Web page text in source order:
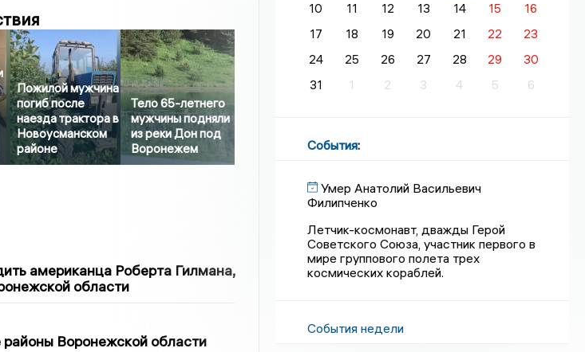
Пожилой мужчина
погиб после
наезда трактора в
Новоусманском
районе
Тело 65-летнего
мужчины подняли
из реки Дон под
Воронежем
американца Роберта Гилмана,
области
Воронежской области
10
11 12 13 14 15
16
17
18 19 20 21 22
23
24
25 26 27 28 29
30
31
1 2 3 4 5 6
События:
Умер Анатолий Васильевич
Филипченко
Летчик-космонавт, дважды Герой
Советского Союза, участник первого в
мире группового полета трех
космических кораблей.
События недели